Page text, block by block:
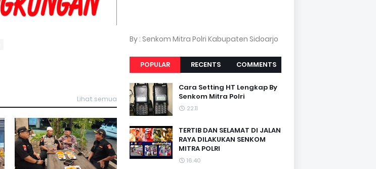
Lihat semua
By : Senkom Mitra Polri Kabupaten Sidoarjo
POPULAR RECENTS COMMENTS
Cara Setting HT Lengkap By
Senkom Mitra Polri
22.11
TERTIB DAN SELAMAT DI JALAN
RAYA DILAKUKAN SENKOM
MITRA POLRI
16.40